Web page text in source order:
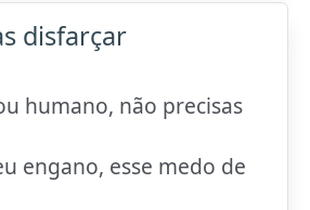
disfarçar
humano, não precisas
engano, esse medo de